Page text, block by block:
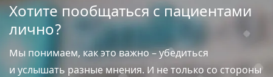
Хотите пообщаться с пациентами
лично?
Мы понимаем, как это важно – убедиться
и услышать разные мнения. И не только со стороны